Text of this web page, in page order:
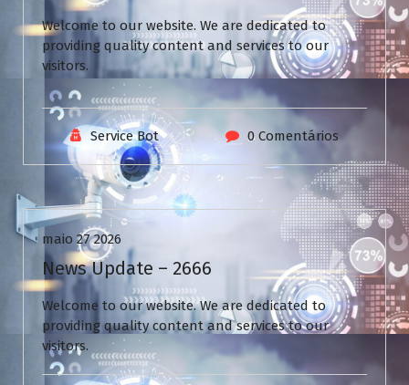
Welcome to our website. We are dedicated to
providing quality content and services to our
visitors.
Service Bot 0 Comentários
Uncategorized
maio 27 2026
News Update – 2666
Welcome to our website. We are dedicated to
providing quality content and services to our
visitors.
V